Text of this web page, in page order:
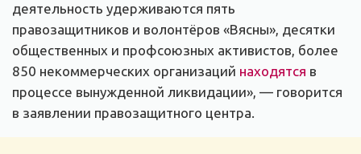
деятельность удерживаются пять
правозащитников и волонтёров «Вясны», десятки
общественных и профсоюзных активистов, более
850 некоммерческих организаций находятся в
процессе вынужденной ликвидации», — говорится
в заявлении правозащитного центра.